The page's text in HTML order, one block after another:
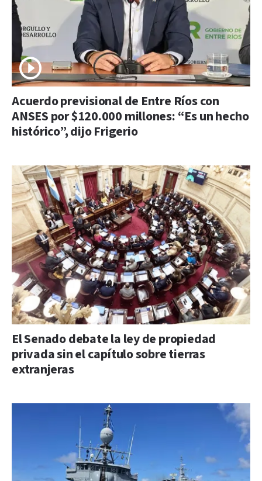
Acuerdo previsional de Entre Ríos con
ANSES por $120.000 millones: “Es un hecho
histórico”, dijo Frigerio
El Senado debate la ley de propiedad
privada sin el capítulo sobre tierras
extranjeras